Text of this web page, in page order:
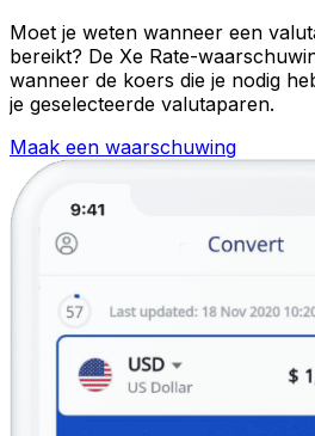
Moet je weten wanneer een
bereikt? De Xe Rate-
wanneer de koers die je nodig
je geselecteerde valutaparen.
Maak een waarschuwing